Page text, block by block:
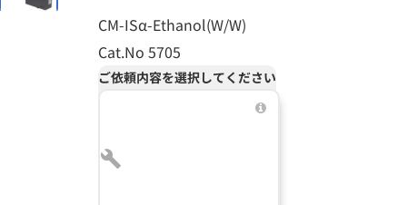
CM-ISα-Ethanol(W/W)
Cat.No 5705
ご依頼内容を選択してください